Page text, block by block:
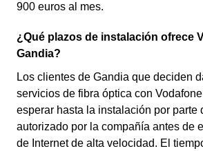
900 euros al mes.
¿Qué plazos de instalación ofrece
Gandia?
Los clientes de Gandia que deciden
servicios de fibra óptica con
esperar hasta la instalación por parte
autorizado por la compañía antes de
de Internet de alta velocidad. El